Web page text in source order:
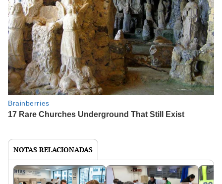
NOTAS RELACIONADAS